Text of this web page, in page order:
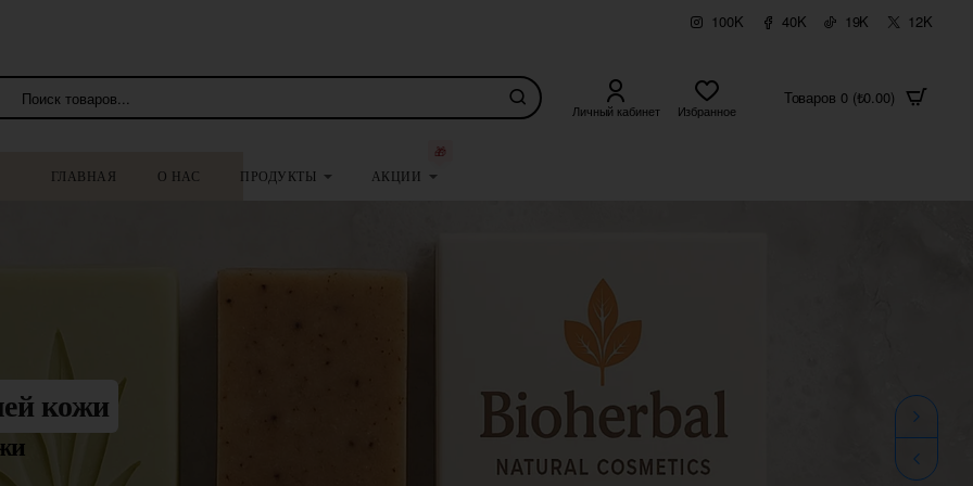
100K 40K 19K 12K
Личный кабинет Избранное
Товаров 0 (₺0.00)
ГЛАВНАЯ О НАС ПРОДУКТЫ АКЦИИ
🎁
кожи